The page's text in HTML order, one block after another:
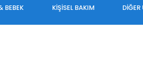
BEBEK KİŞİSEL BAKIM DİĞER